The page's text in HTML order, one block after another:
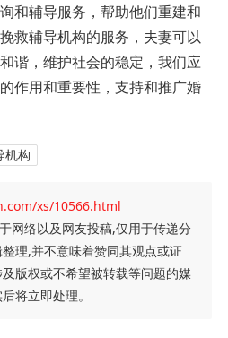
和辅导服务，帮助他们重建和
救辅导机构的服务，夫妻可以
谐，维护社会的稳定，我们应
作用和重要性，支持和推广婚
机构
xs/10566.html
网络以及网友投稿,仅用于传递分
理,并不意味着赞同其观点或证
版权或不希望被转载等问题的媒
将立即处理。